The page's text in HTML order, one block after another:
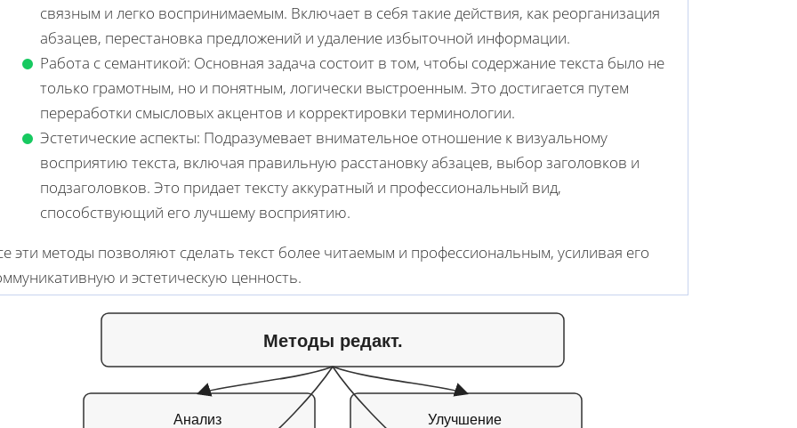
связным и легко воспринимаемым. Включает в себя такие действия, как реорганизация
абзацев, перестановка предложений и удаление избыточной информации.
Работа с семантикой: Основная задача состоит в том, чтобы содержание текста было не
только грамотным, но и понятным, логически выстроенным. Это достигается путем
переработки смысловых акцентов и корректировки терминологии.
Эстетические аспекты: Подразумевает внимательное отношение к визуальному
восприятию текста, включая правильную расстановку абзацев, выбор заголовков и
подзаголовков. Это придает тексту аккуратный и профессиональный вид,
способствующий его лучшему восприятию.
эти методы позволяют сделать текст более читаемым и профессиональным, усиливая его
и эстетическую ценность.
Методы редакт.
Анализ
Улучшение